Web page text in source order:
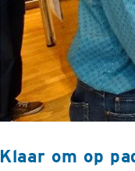
Klaar om op